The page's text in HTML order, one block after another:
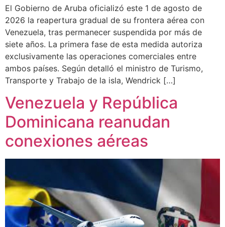
El Gobierno de Aruba oficializó este 1 de agosto de
2026 la reapertura gradual de su frontera aérea con
Venezuela, tras permanecer suspendida por más de
siete años. La primera fase de esta medida autoriza
exclusivamente las operaciones comerciales entre
ambos países. Según detalló el ministro de Turismo,
Transporte y Trabajo de la isla, Wendrick […]
Venezuela y República
Dominicana reanudan
conexiones aéreas